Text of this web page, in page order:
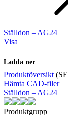
Ställdon – AG24
Visa
Ladda ner
Produktöversikt
Hämta CAD-filer
Ställdon – AG24
Produktgrupp